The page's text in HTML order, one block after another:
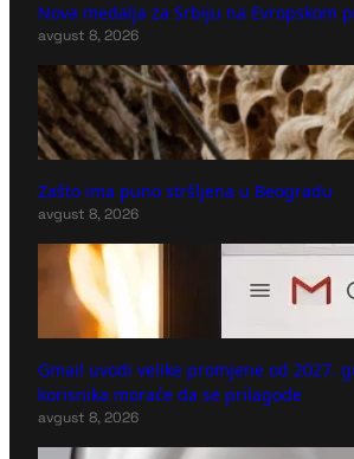
Nova medalja za Srbiju na Evropskom
avgust 8, 2026
Zašto ima puno stršljena u Beogradu
avgust 8, 2026
Gmail uvodi velike promjene od 2027.
korisnika moraće da se prilagode
avgust 8, 2026